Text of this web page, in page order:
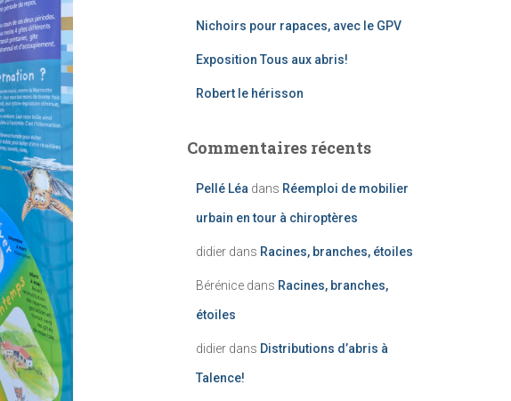
Nichoirs pour rapaces, avec le GPV
Exposition Tous aux abris!
Robert le hérisson
Commentaires récents
Pellé Léa dans Réemploi de mobilier
urbain en tour à chiroptères
didierdans Racines, branches, étoiles
Bérénicedans Racines, branches,
étoiles
didierdans Distributions d’abris à
Talence!